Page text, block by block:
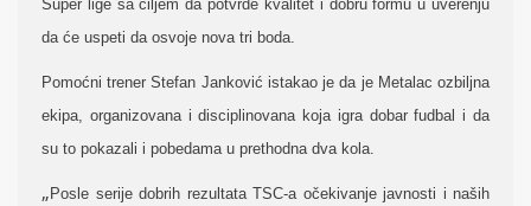
Super lige sa ciljem da potvrde kvalitet i dobru formu u uverenju
da će uspeti da osvoje nova tri boda.
Pomoćni trener Stefan Janković istakao je da je Metalac ozbiljna
ekipa, organizovana i disciplinovana koja igra dobar fudbal i da
su to pokazali i pobedama u prethodna dva kola.
„ Posle serije dobrih rezultata TSC-a očekivanje javnosti i naših